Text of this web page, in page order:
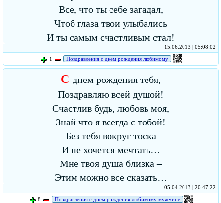
Все, что ты себе загадал,
Чтоб глаза твои улыбались
И ты самым счастливым стал!
15.06.2013 | 05:08:02
1
Поздравления с днем рождения любимому
С днем рождения тебя,
Поздравляю всей душой!
Счастлив будь, любовь моя,
Знай что я всегда с тобой!
Без тебя вокруг тоска
И не хочется мечтать…
Мне твоя душа близка –
Этим можно все сказать…
05.04.2013 | 20:47:22
8
Поздравления с днем рождения любимому мужчине